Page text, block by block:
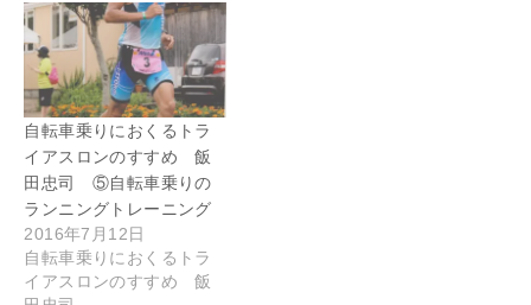
自転車乗りにおくるトラ
イアスロンのすすめ 飯
田忠司 ⑤自転車乗りの
ランニングトレーニング
2016年7月12日
自転車乗りにおくるトラ
イアスロンのすすめ 飯